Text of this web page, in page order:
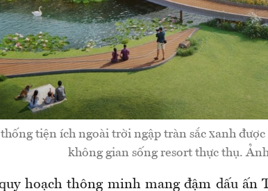
tiện ích ngoài trời ngập tràn sắc xanh
không gian sống resort thực thụ.
hoạch thông minh mang đậm dấu ấn